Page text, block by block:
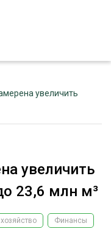
увеличить
увеличить
23,6 млн м³
Финансы